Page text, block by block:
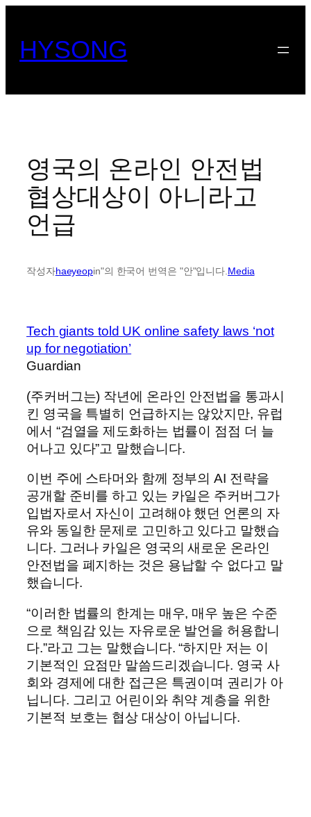
HYSONG
영국의 온라인 안전법
협상대상이 아니라고
언급
작성자haeyeopin"의 한국어 번역은 "안"입니다.Media
Tech giants told UK online safety laws ‘not
up for negotiation’
Guardian
(주커버그는) 작년에 온라인 안전법을 통과시
킨 영국을 특별히 언급하지는 않았지만, 유럽
에서 “검열을 제도화하는 법률이 점점 더 늘
어나고 있다”고 말했습니다.
이번 주에 스타머와 함께 정부의 AI 전략을
공개할 준비를 하고 있는 카일은 주커버그가
입법자로서 자신이 고려해야 했던 언론의 자
유와 동일한 문제로 고민하고 있다고 말했습
니다. 그러나 카일은 영국의 새로운 온라인
안전법을 폐지하는 것은 용납할 수 없다고 말
했습니다.
“이러한 법률의 한계는 매우, 매우 높은 수준
으로 책임감 있는 자유로운 발언을 허용합니
다.”라고 그는 말했습니다. “하지만 저는 이
기본적인 요점만 말씀드리겠습니다. 영국 사
회와 경제에 대한 접근은 특권이며 권리가 아
닙니다. 그리고 어린이와 취약 계층을 위한
기본적 보호는 협상 대상이 아닙니다.